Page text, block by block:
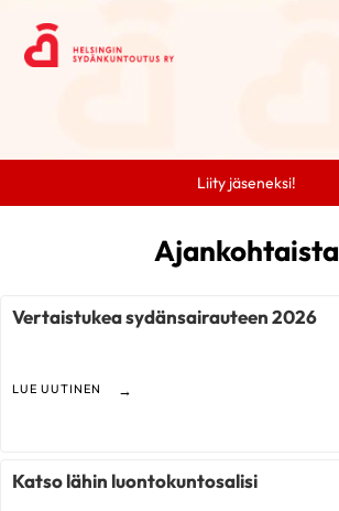
Liity jäseneksi!
Ajankohtaista
Vertaistukea sydänsairauteen 2026
LUE UUTINEN
Katso lähin luontokuntosalisi